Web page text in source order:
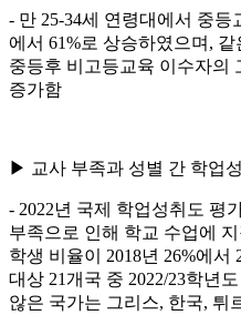
- 만 25-34세 연령대에서 중
에서 61%로 상승하였으며,
중등후 비고등교육 이수자의
증가함
▶ 교사 부족과 성별 간 학업
- 2022년 국제 학업성취도 평
부족으로 인해 학교 수업에
학생 비율이 2018년 26%에서
대상 21개국 중 2022/23학년
않은 국가는 그리스, 한국, 튀